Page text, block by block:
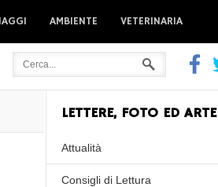
AMBIENTE VETERINARIA
LETTERE, FOTO ED ARTE
Attualità
Consigli di Lettura